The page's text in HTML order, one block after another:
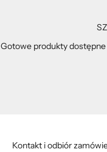
Gotowe produkty
Kontakt i odbiór